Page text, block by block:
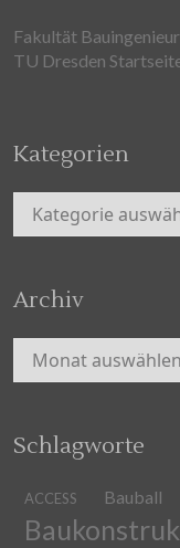
Fakultät
TU Dresden
Kategorien
Kategorien
Archiv
Archiv
Schlagworte
ACCESS Bauball